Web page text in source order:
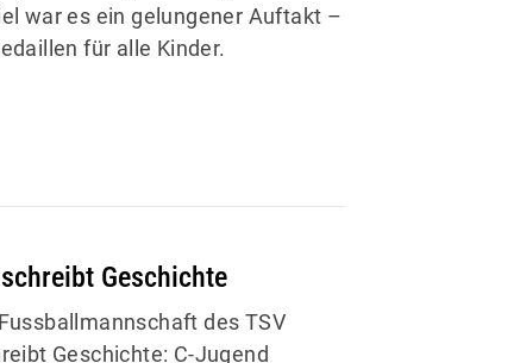
war es ein gelungener Auftakt –
für alle Kinder.
Geschichte
des TSV
Geschichte: C-Jugend